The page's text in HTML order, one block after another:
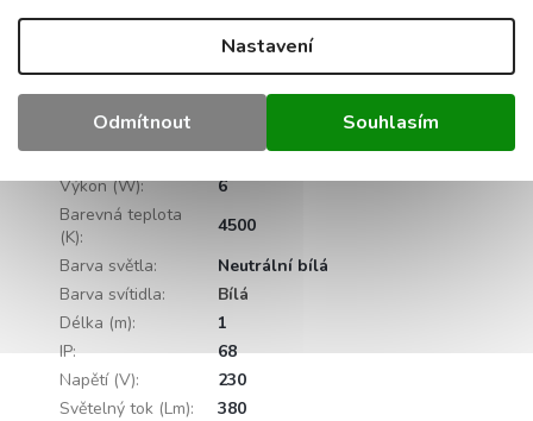
Nastavení
Odmítnout Souhlasím
LED pásky pro Interiér a
Exteriér
Záruka:
2 roky
Hmotnost:
EAN:
5907612232278
Výkon (W):
6
Barevná teplota
(K):
4500
Barva světla:
Neutrální bílá
Barva svítidla:
Bílá
Délka (m):
1
IP:
68
Napětí (V):
230
Světelný tok (Lm):
380